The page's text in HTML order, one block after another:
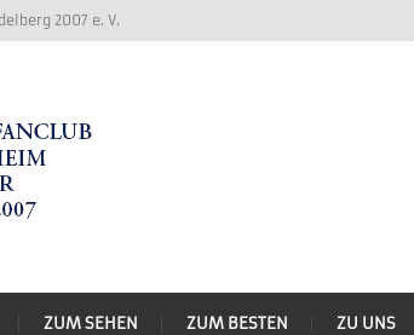
2007 e. V.
ZUM SEHEN ZUM BESTEN ZU UNS